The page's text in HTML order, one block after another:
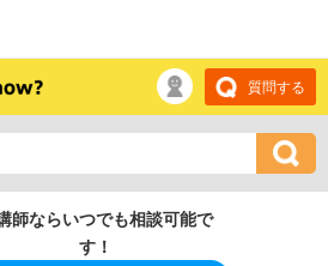
質問する
師ならいつでも相談可能で
す！